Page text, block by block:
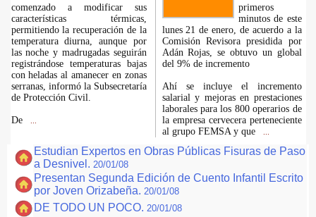
comenzado a modificar sus
características térmicas,
permitiendo la recuperación de la
temperatura diurna, aunque por
las noche y madrugadas seguirán
registrándose temperaturas bajas
con heladas al amanecer en zonas
serranas, informó la Subsecretaría
de Protección Civil.
De
primeros
minutos de este
lunes 21 de enero, de acuerdo a la
Comisión Revisora presidida por
Adán Rojas, se obtuvo un global
del 9% de incremento
Ahí se incluye el incremento
salarial y mejoras en prestaciones
laborales para los 800 operarios de
la empresa cervecera perteneciente
al grupo FEMSA y que
Estudian Expertos en Obras Públicas Fisuras de Paso
a Desnivel. 20/01/08
Presentan Segunda Edición de Cuento Infantil Escrito
por Joven Orizabeña. 20/01/08
DE TODO UN POCO. 20/01/08